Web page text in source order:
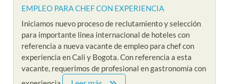
EMPLEO PARA CHEF CON EXPERIENCIA
Iniciamos nuevo proceso de reclutamiento y selección
para importante linea internacional de hoteles con
referencia a nueva vacante de empleo para chef con
experiencia en Cali y Bogota. Con referencia a esta
vacante, requerimos de profesional en gastronomía con